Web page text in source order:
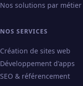
Nos solutions par métier
NOS SERVICES
Création de sites web
Développement d'apps
SEO & référencement